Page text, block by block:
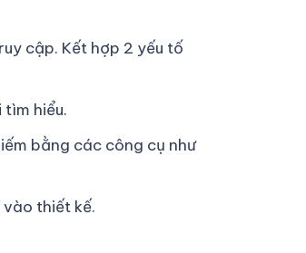
cập. Kết hợp 2 yếu tố
hiểu.
bằng các công cụ như
thiết kế.